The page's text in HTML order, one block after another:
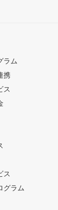
ラム
携
ス
ス
グラム